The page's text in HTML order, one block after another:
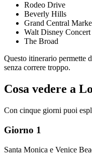
Rodeo Drive
Beverly Hills
Grand Central
Walt Disney
The Broad
Questo itinerario permette
senza correre troppo.
Cosa vedere a
Con cinque giorni puoi
Giorno 1
Santa Monica e Venice